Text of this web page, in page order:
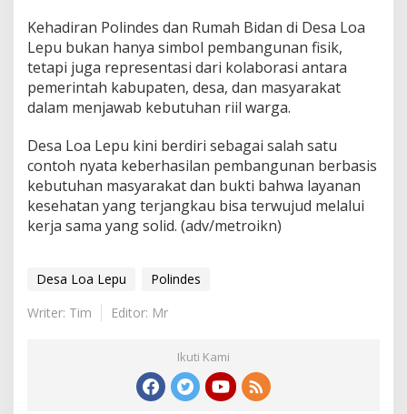
Kehadiran Polindes dan Rumah Bidan di Desa Loa
Lepu bukan hanya simbol pembangunan fisik,
tetapi juga representasi dari kolaborasi antara
pemerintah kabupaten, desa, dan masyarakat
dalam menjawab kebutuhan riil warga.
Desa Loa Lepu kini berdiri sebagai salah satu
contoh nyata keberhasilan pembangunan berbasis
kebutuhan masyarakat dan bukti bahwa layanan
kesehatan yang terjangkau bisa terwujud melalui
kerja sama yang solid. (adv/metroikn)
Desa Loa Lepu
Polindes
Writer: Tim
Editor: Mr
Ikuti Kami